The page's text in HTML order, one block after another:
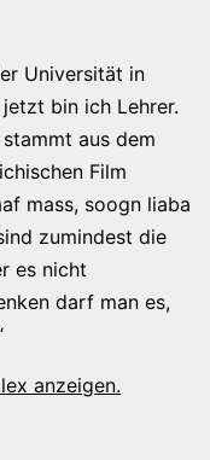
Universität in
bin ich Lehrer.
aus dem
Film
mass, soogn liaba
zumindest die
es nicht
darf man es,
anzeigen.